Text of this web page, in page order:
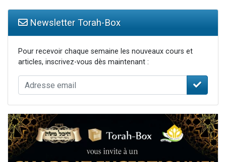
Newsletter Torah-Box
Pour recevoir chaque semaine les nouveaux cours et
articles, inscrivez-vous dès maintenant :